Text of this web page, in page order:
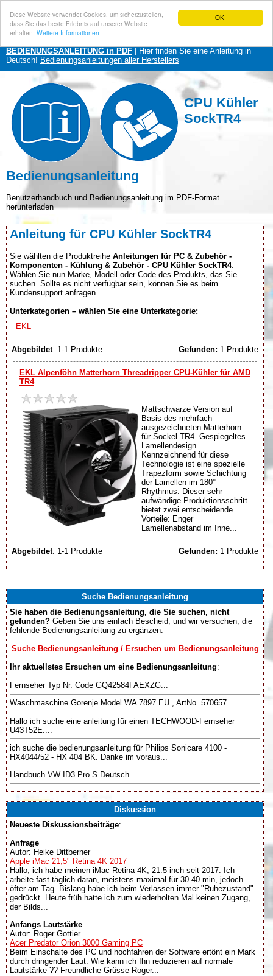
OK!
Diese Website verwendet Cookies, um sicherzustellen,
dass Sie das beste Erlebnis auf unserer Website
erhalten. Weitere Informationen
BEDIENUNGSANLEITUNG in PDF | Hier finden Sie eine Anleitung in
Deutsch! Bedienungsanleitungen aller Herstellers
CPU Kühler
SockTR4
Bedienungsanleitung
Benutzerhandbuch und Bedienungsanleitung im PDF-Format
herunterladen
Anleitung für CPU Kühler SockTR4
Sie wählten die Produktreihe Anleitungen für PC & Zubehör -
Komponenten - Kühlung & Zubehör - CPU Kühler SockTR4.
Wählen Sie nun Marke, Modell oder Code des Produkts, das Sie
suchen. Sollte es nicht verfügbar sein, können Sie es beim
Kundensupport anfragen.
Unterkategorien – wählen Sie eine Unterkategorie:
EKL
Abgebildet: 1-1 Produkte Gefunden: 1 Produkte
EKL Alpenföhn Matterhorn Threadripper CPU-Kühler für AMD
TR4
Mattschwarze Version auf
Basis des mehrfach
ausgezeichneten Matterhorn
für Sockel TR4. Gespiegeltes
Lamellendesign
Kennzeichnend für diese
Technologie ist eine spezielle
Trapezform sowie Schichtung
der Lamellen im 180°
Rhythmus. Dieser sehr
aufwändige Produktionsschritt
bietet zwei entscheidende
Vorteile: Enger
Lamellenabstand im Inne...
Abgebildet: 1-1 Produkte Gefunden: 1 Produkte
Suche Bedienungsanleitung
Sie haben die Bedienungsanleitung, die Sie suchen, nicht
gefunden? Geben Sie uns einfach Bescheid, und wir versuchen, die
fehlende Bedienungsanleitung zu ergänzen:
Suche Bedienungsanleitung / Ersuchen um Bedienungsanleitung
Ihr aktuellstes Ersuchen um eine Bedienungsanleitung:
Fernseher Typ Nr. Code GQ42584FAEXZG...
Waschmaschine Gorenje Model WA 7897 EU , ArtNo. 570657...
Hallo ich suche eine anleitung für einen TECHWOOD-Fernseher
U43T52E....
ich suche die bedienungsanleitung für Philips Sonicare 4100 -
HX4044/52 - HX 404 BK. Danke im voraus...
Handbuch VW ID3 Pro S Deutsch...
Diskussion
Neueste Diskussionsbeiträge:
Anfrage
Autor: Heike Dittberner
Apple iMac 21,5" Retina 4K 2017
Hallo, ich habe meinen iMac Retina 4K, 21.5 inch seit 2017. Ich
arbeite fast täglich daran, meistens maximal für 30-40 min, jedoch
öfter am Tag. Bislang habe ich beim Verlassen immer "Ruhezustand"
gedrückt. Heute früh hatte ich zum wiederholten Mal keinen Zugang,
der Bilds...
Anfangs Lautstärke
Autor: Roger Gottier
Acer Predator Orion 3000 Gaming PC
Beim Einschalte des PC und hochfahren der Software ertönt ein Mark
durch dringender Laut. Wie kann ich Ihn reduzieren auf normale
Lautstärke ?? Freundliche Grüsse Roger...